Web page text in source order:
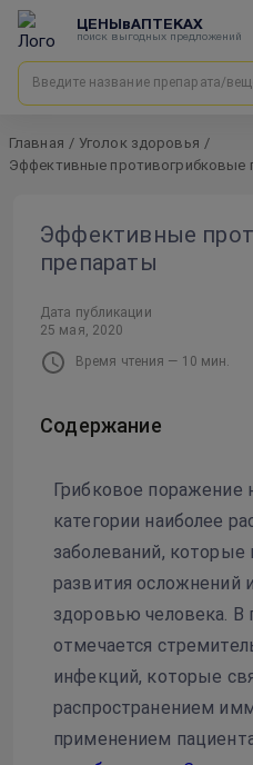
ЦЕНЫвАПТЕКАХ
поиск выгодных предложений
Главная / Уголок здоровья /
Эффективные противогрибковые
Эффективные
препараты
Дата публикации
25 мая, 2020
Время чтения — 10 мин.
Содержание
Грибковое поражение
категории наиболее
заболеваний,
развития осложнений
здоровью человека. В
отмечается
инфекций, которые
распространением
применением